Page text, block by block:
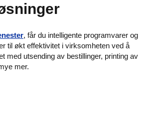
, får du intelligente programvarer og
til økt effektivitet i virksomheten ved å
med utsending av bestillinger, printing av
mer.